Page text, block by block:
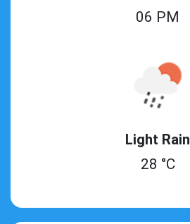
06 PM
Light Rain
28 °C